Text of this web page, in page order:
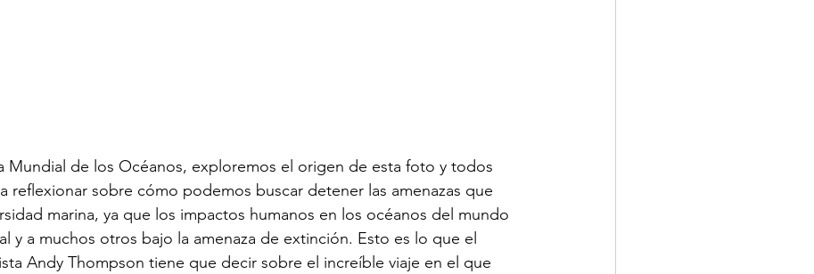
Mundial de los Océanos, exploremos el origen de esta foto y todos
reflexionar sobre cómo podemos buscar detener las amenazas que
marina, ya que los impactos humanos en los océanos del mundo
y a muchos otros bajo la amenaza de extinción. Esto es lo que el
Andy Thompson tiene que decir sobre el increíble viaje en el que